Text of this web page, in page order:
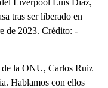
Liverpool Luis Díaz,
tras ser liberado en
de 2023. Crédito: -
la ONU, Carlos Ruiz
Hablamos con ellos